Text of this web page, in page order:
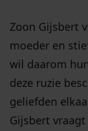
Zoon Gijsbert
moeder en
wil daarom
deze ruzie
geliefden
Gijsbert